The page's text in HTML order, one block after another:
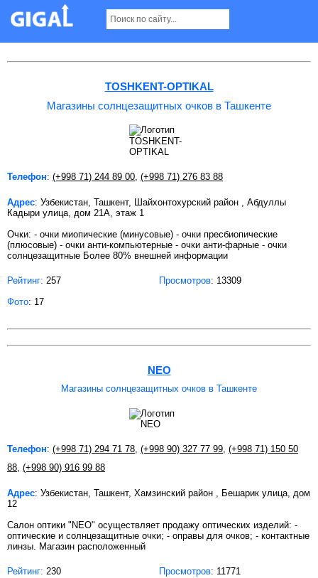
Магазины солнцезащитных очков в Ташкенте
TOSHKENT-OPTIKAL
Магазины солнцезащитных очков в Ташкенте
Телефон: (+998 71) 244 89 00 (+998 71) 276 83 88
Адрес: Узбекистан, Ташкент, Шайхонтохурский район , Абдуллы
Кадыри улица, дом 21А, этаж 1
Очки: - очки миопические (минусовые) - очки пресбиопические
(плюсовые) - очки анти-компьютерные - очки анти-фарные - очки
солнцезащитные Более 80% внешней информации
Рейтинг: 257 Просмотров: 13309
Фото: 17
NEO
Магазины солнцезащитных очков в Ташкенте
Телефон: (+998 71) 294 71 78, (+998 90) 327 77 99, (+998 71) 150 50
88, (+998 90) 916 99 88
Адрес: Узбекистан, Ташкент, Хамзинский район , Бешарик улица, дом
12
Салон оптики "NEO" осуществляет продажу оптических изделий: -
оптические и солнцезащитные очки; - оправы для очков; - контактные
линзы. Магазин расположенный
Рейтинг: 230 Просмотров: 11771